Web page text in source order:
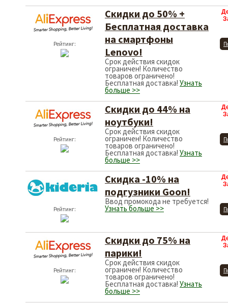
Рейтинг:
Скидки до 50% +
Бесплатная доставка
на смартфоны
Lenovo!
Срок действия скидок
ограничен! Количество
товаров ограничено!
Бесплатная доставка! Узнать
больше >>
Рейтинг:
Скидки до 44% на
ноутбуки!
Срок действия скидок
ограничен! Количество
товаров ограничено!
Бесплатная доставка! Узнать
больше >>
Рейтинг:
Скидка -10% на
подгузники Goon!
Ввод промокода не требуется!
Узнать больше >>
Рейтинг:
Скидки до 75% на
парики!
Срок действия скидок
ограничен! Количество
товаров ограничено!
Бесплатная доставка! Узнать
больше >>